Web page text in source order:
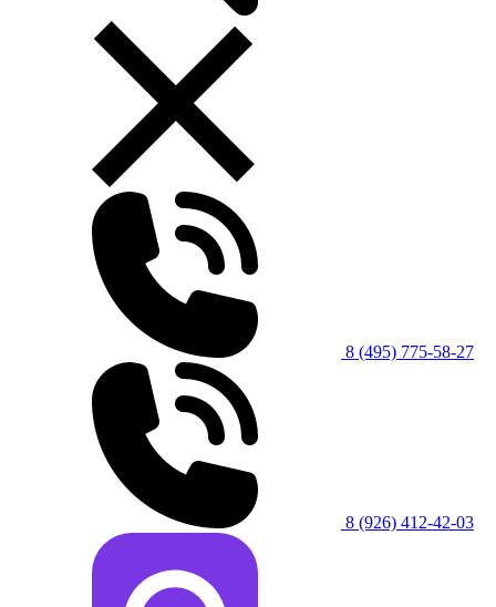
8 (495) 775-58-27
8 (926) 412-42-03